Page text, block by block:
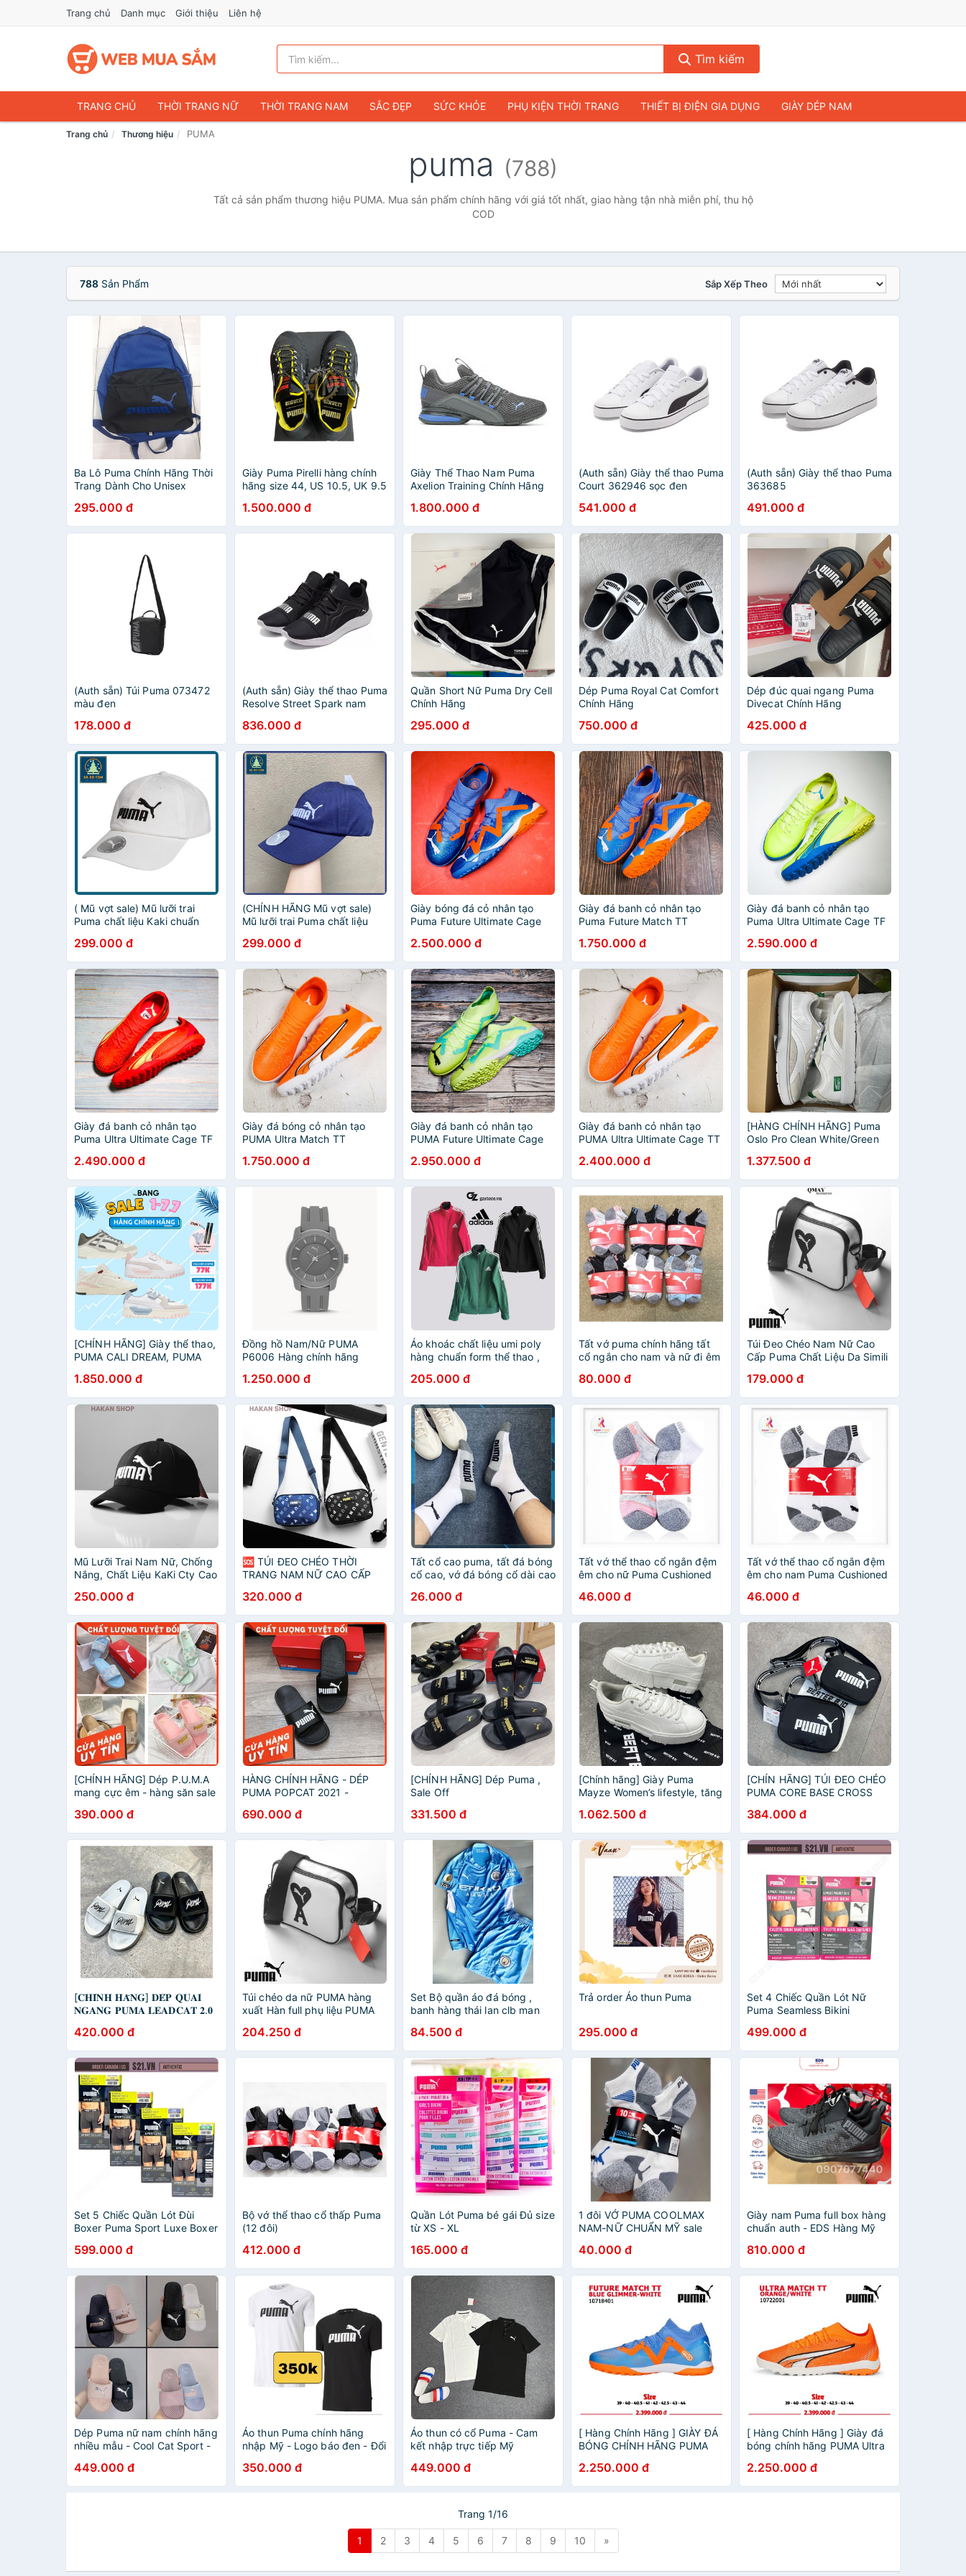
Trang chủ Danh mục Giới thiệu Liên hệ
Tìm kiếm
TRANG CHỦ THỜI TRANG NỮ THỜI TRANG NAM SẮC ĐẸP SỨC KHỎE PHỤ KIỆN THỜI TRANG THIẾT BỊ ĐIỆN GIA DỤNG GIÀY DÉP NAM
ĐIỆN THOẠI & PHỤ KIỆN
THỜI TRANG TRẺ EM & TRẺ SƠ SINH GAMING & CONSOLE
VĂN PHÒNG PHẨM SỞ THÍCH & SƯU TẦM Ô TÔ MÔ TÔ, XE MÁY SÁCH & TẠP CHÍ MÁY TÍNH & LAPTOP
Trang chủ Thương hiệu PUMA
puma (788)
Tất cả sản phẩm thương hiệu PUMA. Mua sản phẩm chính hãng với giá tốt nhất, giao hàng tận nhà miễn phí, thu hộ
COD
788 Sản Phẩm Sắp Xếp Theo
Ba Lô Puma Chính Hãng Thời
Trang Dành Cho Unisex
295.000 đ
Giày Puma Pirelli hàng chính
hãng size 44, US 10.5, UK 9.5
1.500.000 đ
Giày Thể Thao Nam Puma
Axelion Training Chính Hãng
1.800.000 đ
(Auth sẵn) Giày thể thao Puma
Court 362946 sọc đen
541.000 đ
(Auth sẵn) Giày thể thao Puma
363685
491.000 đ
(Auth sẵn) Túi Puma 073472
màu đen
178.000 đ
(Auth sẵn) Giày thể thao Puma
Resolve Street Spark nam
836.000 đ
Quần Short Nữ Puma Dry Cell
Chính Hãng
295.000 đ
Dép Puma Royal Cat Comfort
Chính Hãng
750.000 đ
Dép đúc quai ngang Puma
Divecat Chính Hãng
425.000 đ
( Mũ vợt sale) Mũ lưỡi trai
Puma chất liệu Kaki chuẩn
của web
299.000 đ
(CHÍNH HÃNG Mũ vợt sale)
Mũ lưỡi trai Puma chất liệu
mua hàng của web
299.000 đ
Giày bóng đá cỏ nhân tạo
Puma Future Ultimate Cage
2.500.000 đ
Giày đá banh cỏ nhân tạo
Puma Future Match TT
1.750.000 đ
Giày đá banh cỏ nhân tạo
Puma Ultra Ultimate Cage TF
2.590.000 đ
Giày đá banh cỏ nhân tạo
Puma Ultra Ultimate Cage TF
2.490.000 đ
Giày đá bóng cỏ nhân tạo
PUMA Ultra Match TT
1.750.000 đ
Giày đá banh cỏ nhân tạo
PUMA Future Ultimate Cage
Black/Electric Peppermint
2.950.000 đ
Giày đá banh cỏ nhân tạo
PUMA Ultra Ultimate Cage TT
Orange/PUMA White/Blue
Glimmer
2.400.000 đ
[HÀNG CHÍNH HÃNG] Puma
Oslo Pro Clean White/Green
1.377.500 đ
[CHÍNH HÃNG] Giày thể thao,
PUMA CALI DREAM, PUMA
HOT HIT
1.850.000 đ
Đồng hồ Nam/Nữ PUMA
P6006 Hàng chính hãng
1.250.000 đ
Áo khoác chất liệu umi poly
hàng chuẩn form thể thao ,
chuẩn form nam GZ642
205.000 đ
Tất vớ puma chính hãng tất
cổ ngắn cho nam và nữ đi êm
80.000 đ
Túi Đeo Chéo Nam Nữ Cao
Cấp Puma Chất Liệu Da Simili
Riêng Biệt Tiện Lợi Size |
20cm x 16cm x 7cm
179.000 đ
Mũ Lưỡi Trai Nam Nữ, Chống
Nắng, Chất Liệu KaKi Cty Cao
bay màu sản phẩm freesize
250.000 đ
🆘 TÚI ĐEO CHÉO THỜI
TRANG NAM NỮ CAO CẤP
➖➖➖➖➖➖➖➖➖➖➖➖•
Size | 20cm x 14cm x 15cm •
320.000 đ
Tất cổ cao puma, tất đá bóng
cổ cao, vớ đá bóng cổ dài cao
26.000 đ
Tất vớ thể thao cổ ngắn đệm
êm cho nữ Puma Cushioned
46.000 đ
Tất vớ thể thao cổ ngắn đệm
êm cho nam Puma Cushioned
46.000 đ
[CHÍNH HÃNG] Dép P.U.M.A
mang cực êm - hàng săn sale
390.000 đ
HÀNG CHÍNH HÃNG - DÉP
PUMA POPCAT 2021 -
2021** - Code: 372279-01
690.000 đ
[CHÍNH HÃNG] Dép Puma ,
Sale Off
331.500 đ
[Chính hãng] Giày Puma
Mayze Women’s lifestyle, tăng
1.062.500 đ
[CHÍN HÃNG] TÚI ĐEO CHÉO
PUMA CORE BASE CROSS
off
384.000 đ
[𝐂𝐇𝐈́𝐍𝐇 𝐇𝐀̃𝐍𝐆] 𝐃𝐄́𝐏 𝐐𝐔𝐀𝐈
𝐍𝐆𝐀𝐍𝐆 𝐏𝐔𝐌𝐀 𝐋𝐄𝐀𝐃𝐂𝐀𝐓 𝟐.𝟎
(𝟑𝟖𝟗𝟏𝟏𝟖-𝟎𝟏) (𝟑𝟖𝟗𝟏𝟏𝟖-𝟎𝟑)
420.000 đ
Túi chéo da nữ PUMA hàng
xuất Hàn full phụ liệu PUMA
204.250 đ
Set Bộ quần áo đá bóng ,
banh hàng thái lan clb man
84.500 đ
Trả order Áo thun Puma
295.000 đ
Set 4 Chiếc Quần Lót Nữ
Puma Seamless Bikini
499.000 đ
Set 5 Chiếc Quần Lót Đùi
Boxer Puma Sport Luxe Boxer
599.000 đ
Bộ vớ thể thao cổ thấp Puma
(12 đôi)
412.000 đ
Quần Lót Puma bé gái Đủ size
từ XS - XL
165.000 đ
1 đôi VỚ PUMA COOLMAX
NAM-NỮ CHUẨN MỸ sale
40.000 đ
Giày nam Puma full box hàng
chuẩn auth - EDS Hàng Mỹ
810.000 đ
Dép Puma nữ nam chính hãng
nhiều mẫu - Cool Cat Sport -
449.000 đ
Áo thun Puma chính hãng
nhập Mỹ - Logo báo đen - Đổi
350.000 đ
Áo thun có cổ Puma - Cam
kết nhập trực tiếp Mỹ
449.000 đ
[ Hàng Chính Hãng ] GIÀY ĐÁ
BÓNG CHÍNH HÃNG PUMA
01 - XANH/CAM ...
2.250.000 đ
[ Hàng Chính Hãng ] Giày đá
bóng chính hãng PUMA Ultra
2.250.000 đ
Trang 1/16
1 2 3 4 5 6 7 8 9 10 »